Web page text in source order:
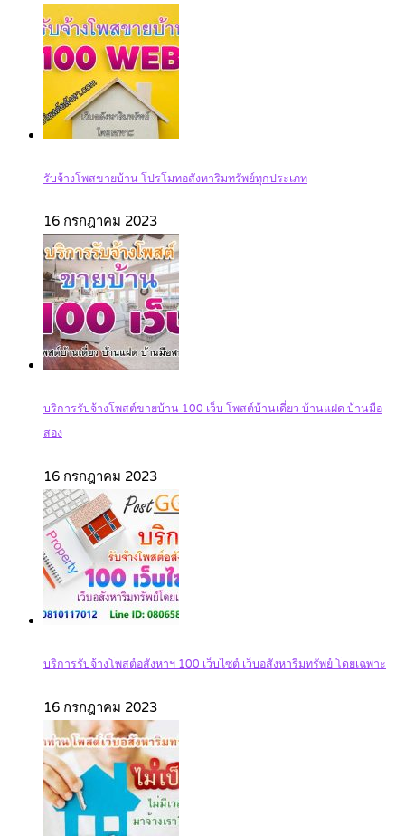
รับจ้างโพสขายบ้าน โปรโมทอสังหาริมทรัพย์ทุกประเภท
16 กรกฎาคม 2023
บริการรับจ้างโพสต์ขายบ้าน 100 เว็บ โพสต์บ้านเดี่ยว บ้านแฝด บ้านมือ
สอง
16 กรกฎาคม 2023
บริการรับจ้างโพสต์อสังหาฯ 100 เว็บไซต์ เว็บอสังหาริมทรัพย์ โดยเฉพาะ
16 กรกฎาคม 2023